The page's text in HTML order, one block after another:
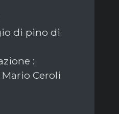
di pino di
:
Ceroli